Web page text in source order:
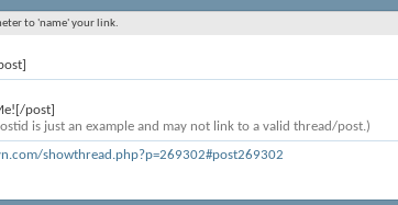
to 'name' your link.
post]
is just an example and may not link to a valid thread/post.)
showthread.php?p=269302#post269302